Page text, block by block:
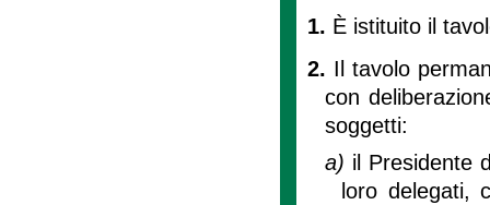
1. È istituito il
2. Il tavolo
con
soggetti:
a) il Presidente
loro delegati,